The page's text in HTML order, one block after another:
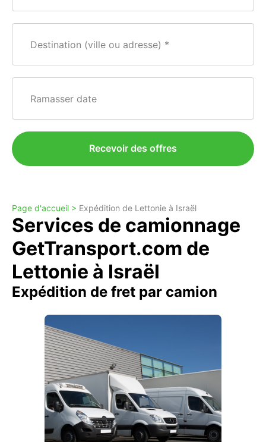
Destination (ville ou adresse)
Ramasser date
Recevoir des offres
Page d'accueil > Expédition de Lettonie à Israël
Services de camionnage
GetTransport.com de
Lettonie à Israël
Expédition de fret par camion